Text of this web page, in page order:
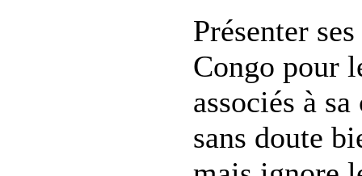
Présenter
Congo pour
associés à
sans doute